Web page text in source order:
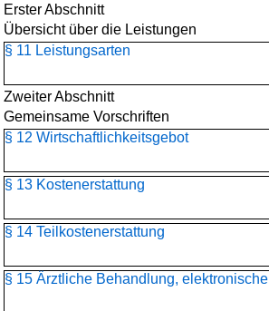
Erster Abschnitt
Übersicht über die Leistungen
§ 11 Leistungsarten
Zweiter Abschnitt
Gemeinsame Vorschriften
§ 12 Wirtschaftlichkeitsgebot
§ 13 Kostenerstattung
§ 14 Teilkostenerstattung
§ 15 Ärztliche Behandlung,